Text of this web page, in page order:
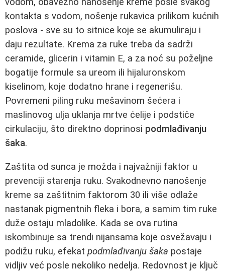
vodom, obavezno nanošenje kreme posle svakog
kontakta s vodom, nošenje rukavica prilikom kućnih
poslova - sve su to sitnice koje se akumuliraju i
daju rezultate. Krema za ruke treba da sadrži
ceramide, glicerin i vitamin E, a za noć su poželjne
bogatije formule sa ureom ili hijaluronskom
kiselinom, koje dodatno hrane i regenerišu.
Povremeni piling ruku mešavinom šećera i
maslinovog ulja uklanja mrtve ćelije i podstiče
cirkulaciju, što direktno doprinosi podmlađivanju
šaka.
Zaštita od sunca je možda i najvažniji faktor u
prevenciji starenja ruku. Svakodnevno nanošenje
kreme sa zaštitnim faktorom 30 ili više odlaže
nastanak pigmentnih fleka i bora, a samim tim ruke
duže ostaju mladolike. Kada se ova rutina
iskombinuje sa trendi nijansama koje osvežavaju i
podižu ruku, efekat podmlađivanju šaka postaje
vidljiv već posle nekoliko nedelja. Redovnost je ključ